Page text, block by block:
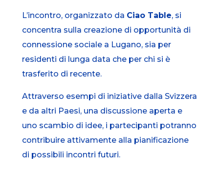
L’incontro, organizzato da Ciao Table, si
concentra sulla creazione di opportunità di
connessione sociale a Lugano, sia per
residenti di lunga data che per chi si è
trasferito di recente.
Attraverso esempi di iniziative dalla Svizzera
e da altri Paesi, una discussione aperta e
uno scambio di idee, i partecipanti potranno
contribuire attivamente alla pianificazione
di possibili incontri futuri.